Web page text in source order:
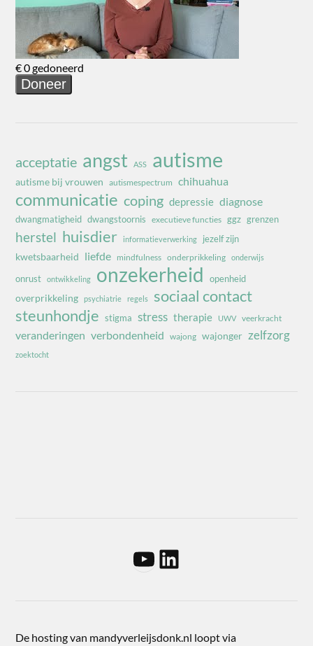
acceptatie angst ASS autisme
autisme bij vrouwen autismespectrum chihuahua
communicatie coping depressie diagnose
dwangmatigheid dwangstoornis executieve functies ggz grenzen
herstel huisdier informatieverwerking jezelf zijn
kwetsbaarheid liefde mindfulness onderprikkeling onderwijs
onrust ontwikkeling onzekerheid openheid
overprikkeling psychiatrie regels
sociaal contact
steunhondje stigma stress therapie UWV veerkracht
veranderingen verbondenheid wajong wajonger zelfzorg
zoektocht
De hosting van mandyverleijsdonk.nl loopt via